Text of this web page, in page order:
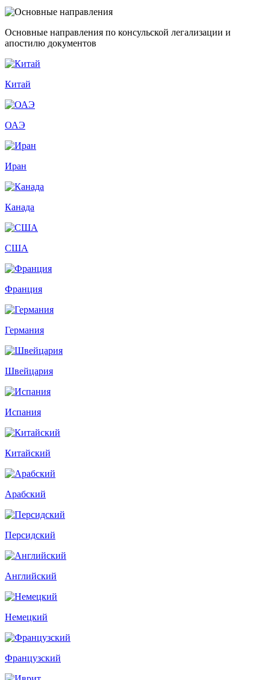
Основные направления по консульской легализации и
апостилю документов
Китай
ОАЭ
Иран
Канада
США
Франция
Германия
Швейцария
Испания
Китайский
Арабский
Персидский
Английский
Немецкий
Французский